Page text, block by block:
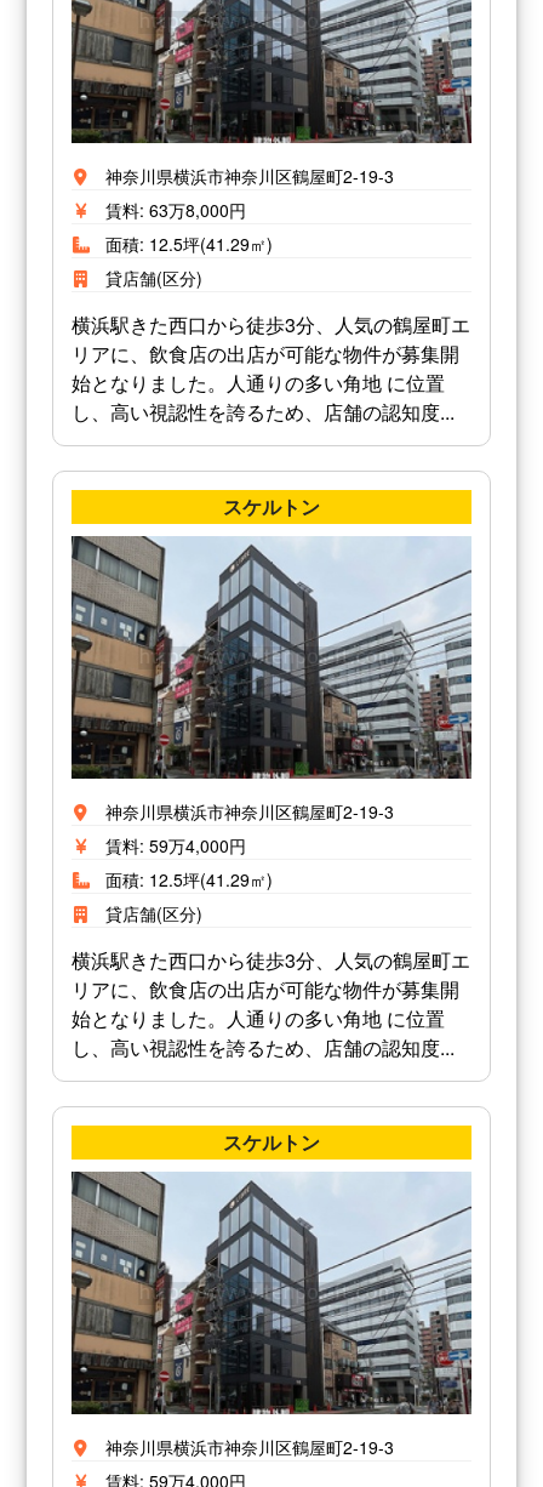
神奈川県横浜市神奈川区鶴屋町2-19-3
賃料: 63万8,000円
面積: 12.5坪(41.29㎡)
貸店舗(区分)
横浜駅きた西口から徒歩3分、人気の鶴屋町エ
リアに、飲食店の出店が可能な物件が募集開
始となりました。人通りの多い角地 に位置
し、高い視認性を誇るため、店舗の認知度...
スケルトン
神奈川県横浜市神奈川区鶴屋町2-19-3
賃料: 59万4,000円
面積: 12.5坪(41.29㎡)
貸店舗(区分)
横浜駅きた西口から徒歩3分、人気の鶴屋町エ
リアに、飲食店の出店が可能な物件が募集開
始となりました。人通りの多い角地 に位置
し、高い視認性を誇るため、店舗の認知度...
スケルトン
神奈川県横浜市神奈川区鶴屋町2-19-3
賃料: 59万4,000円